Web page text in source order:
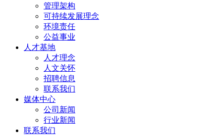
管理架构
可持续发展理念
环境责任
公益事业
人才基地
人才理念
人文关怀
招聘信息
联系我们
媒体中心
公司新闻
行业新闻
联系我们